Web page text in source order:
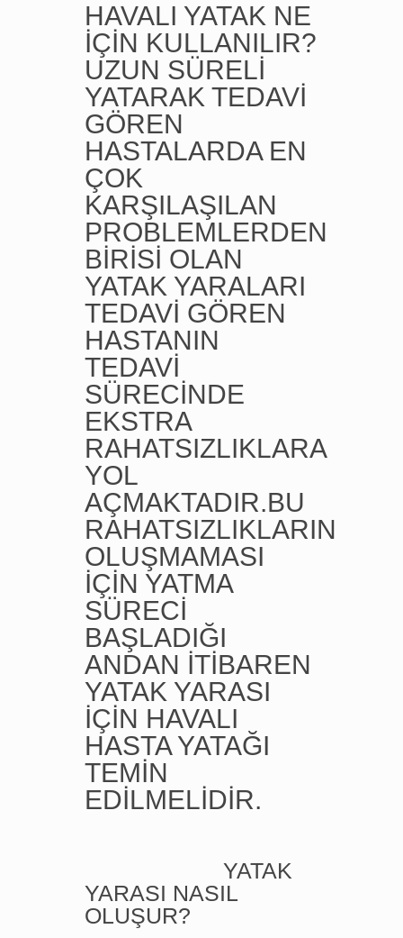
HAVALI YATAK NE
İÇİN KULLANILIR?
UZUN SÜRELİ
YATARAK TEDAVİ
GÖREN
HASTALARDA EN
ÇOK
KARŞILAŞILAN
PROBLEMLERDEN
BİRİSİ OLAN
YATAK YARALARI
TEDAVİ GÖREN
HASTANIN
TEDAVİ
SÜRECİNDE
EKSTRA
RAHATSIZLIKLARA
YOL
AÇMAKTADIR.BU
RAHATSIZLIKLARIN
OLUŞMAMASI
İÇİN YATMA
SÜRECİ
BAŞLADIĞI
ANDAN İTİBAREN
YATAK YARASI
İÇİN HAVALI
HASTA YATAĞI
TEMİN
EDİLMELİDİR.
YATAK
YARASI NASIL
OLUŞUR?